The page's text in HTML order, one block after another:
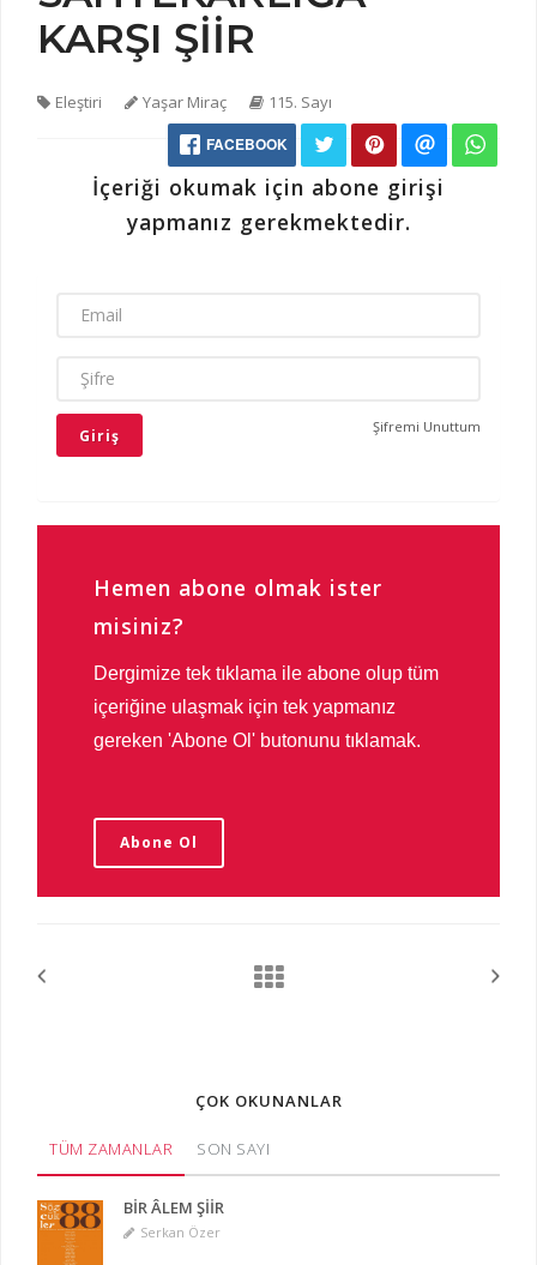
KARŞI ŞİİR
Eleştiri Yaşar Miraç
115. Sayı
FACEBOOK
İçeriği okumak için abone girişi
yapmanız gerekmektedir.
EMAIL
ŞIFRE
Şifremi Unuttum
Hemen abone olmak ister
misiniz?
Dergimize tek tıklama ile abone olup tüm
içeriğine ulaşmak için tek yapmanız
gereken 'Abone Ol' butonunu tıklamak.
Abone Ol
ÇOK OKUNANLAR
TÜM ZAMANLAR SON SAYI
BİR ÂLEM ŞİİR
Serkan Özer